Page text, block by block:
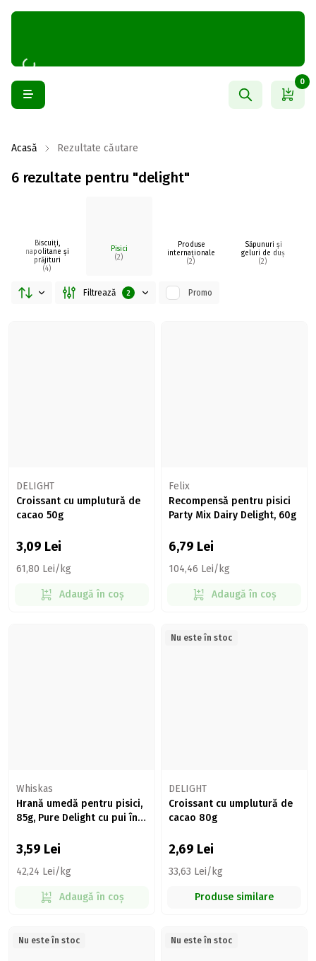
0
Acasă Rezultate căutare
6 rezultate pentru "delight"
Biscuiți,
napolitane și
prăjituri
(4)
Pisici
(2)
Produse
internaționale
(2)
Săpunuri și
geluri de duș
(2)
Filtrează 2 Promo
DELIGHT
Croissant cu umplutură de
cacao 50g
3,09 Lei
61,80 Lei/kg
Adaugă în coș
Felix
Recompensă pentru pisici
Party Mix Dairy Delight, 60g
6,79 Lei
104,46 Lei/kg
Adaugă în coș
Whiskas
Hrană umedă pentru pisici,
85g, Pure Delight cu pui în
3,59 Lei
42,24 Lei/kg
Adaugă în coș
Nu este în stoc
DELIGHT
Croissant cu umplutură de
cacao 80g
2,69 Lei
33,63 Lei/kg
Produse similare
Nu este în stoc Nu este în stoc